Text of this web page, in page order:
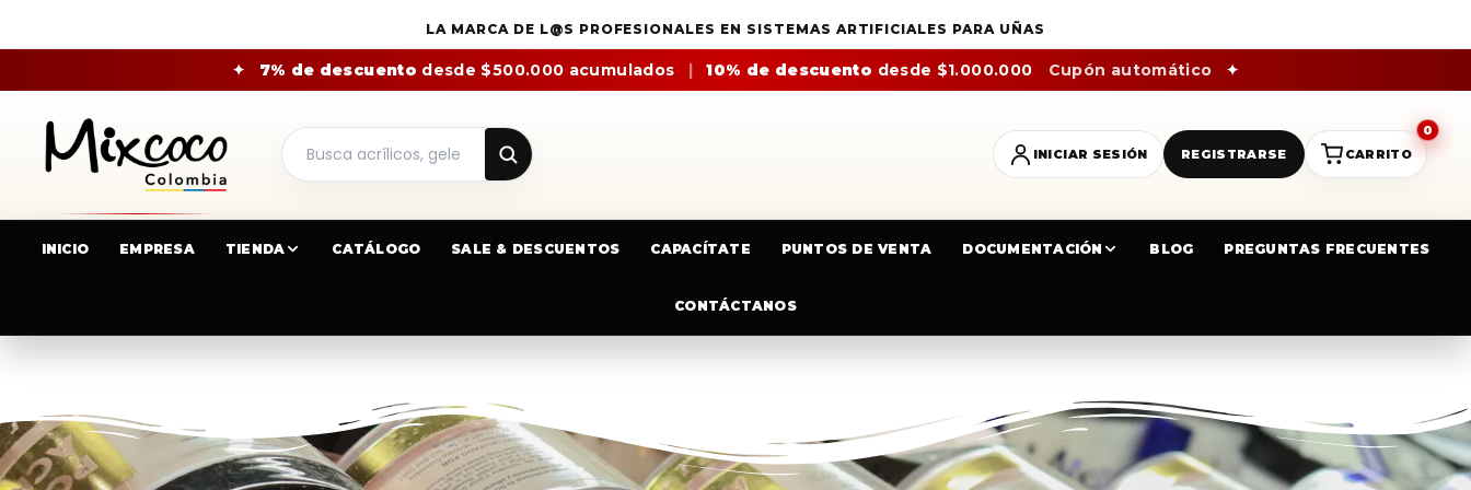
LA MARCA DE L@S PROFESIONALES EN SISTEMAS ARTIFICIALES PARA UÑAS
✦ 7% de descuento desde $500.000 acumulados | 10% de descuento desde $1.000.000 Cupón automático ✦
INICIAR SESIÓN REGISTRARSE
0
CARRITO
INICIO EMPRESA TIENDA CATÁLOGO SALE & DESCUENTOS CAPACÍTATE PUNTOS DE VENTA DOCUMENTACIÓN BLOG PREGUNTAS FRECUENTES
CONTÁCTANOS